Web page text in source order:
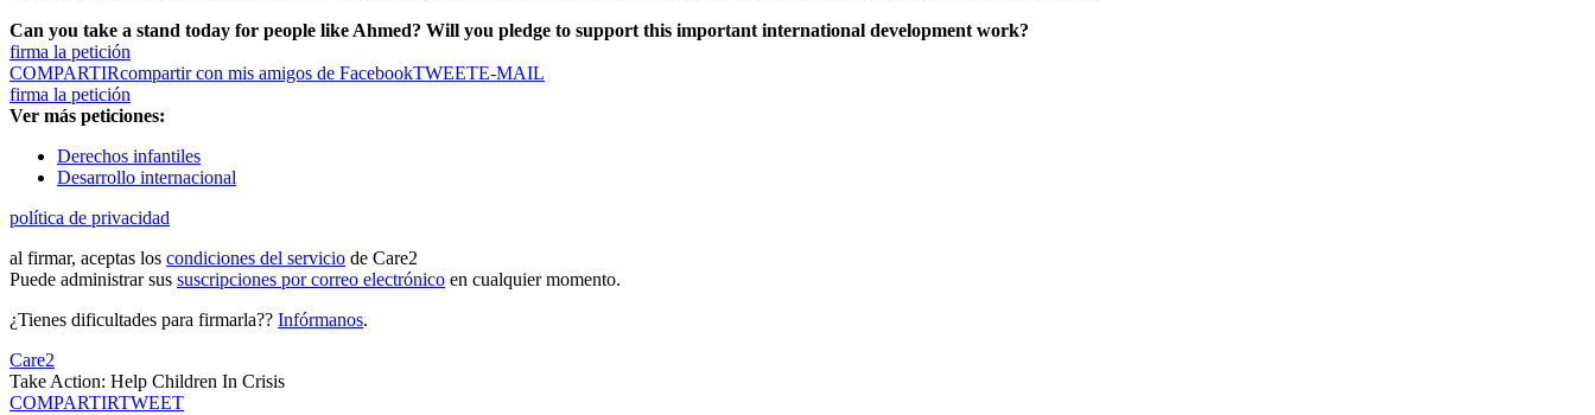
Can you take a stand today for people like Ahmed? Will you pledge to support this important international development work?
firma la petición
COMPARTIRcompartir con mis amigos de FacebookTWEETE-MAIL
firma la petición
Ver más peticiones:
Derechos infantiles
Desarrollo internacional
política de privacidad
al firmar, aceptas los condiciones del servicio de Care2
Puede administrar sus suscripciones por correo electrónico en cualquier momento.
¿Tienes dificultades para firmarla?? Infórmanos.
Care2
Take Action: Help Children In Crisis
COMPARTIRTWEET